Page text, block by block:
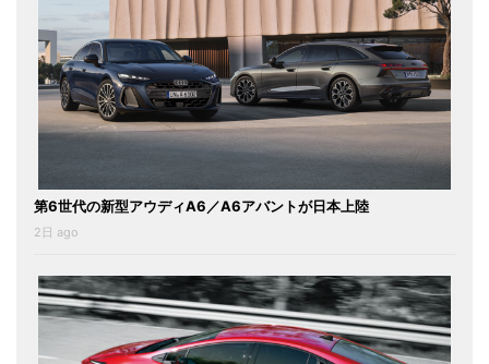
第6世代の新型アウディA6／A6アバントが日本上陸
2日 ago